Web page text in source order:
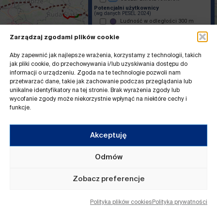
Zarządzaj zgodami plików cookie
Aby zapewnić jak najlepsze wrażenia, korzystamy z technologii, takich
jak pliki cookie, do przechowywania i/lub uzyskiwania dostępu do
informacji o urządzeniu. Zgoda na te technologie pozwoli nam
przetwarzać dane, takie jak zachowanie podczas przeglądania lub
unikalne identyfikatory na tej stronie. Brak wyrażenia zgody lub
wycofanie zgody może niekorzystnie wpłynąć na niektóre cechy i
funkcje.
Akceptuję
Odmów
Zobacz preferencje
Polityka plików cookies Polityka prywatności